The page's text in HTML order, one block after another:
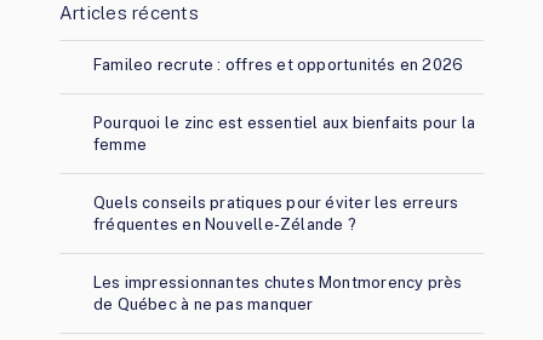
Articles récents
Famileo recrute : offres et opportunités en 2026
Pourquoi le zinc est essentiel aux bienfaits pour la
femme
Quels conseils pratiques pour éviter les erreurs
fréquentes en Nouvelle-Zélande ?
Les impressionnantes chutes Montmorency près
de Québec à ne pas manquer